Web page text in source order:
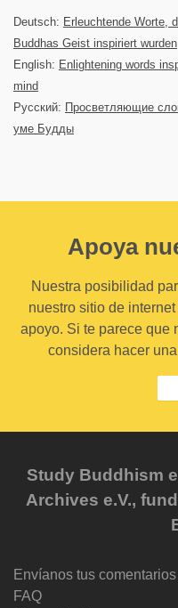
Deutsch: Erleuchtende Worte,
Buddhas Geist inspiriert wurden
English: Enlightening words
mind
Русский: Просветляющие
уме Будды
Apoya
Nuestra posibilidad
nuestro sitio de
apoyo. Si te parece que
considera hacer
Study Buddhism
Archives e.V.,
Envíanos tus comentarios
FAQ